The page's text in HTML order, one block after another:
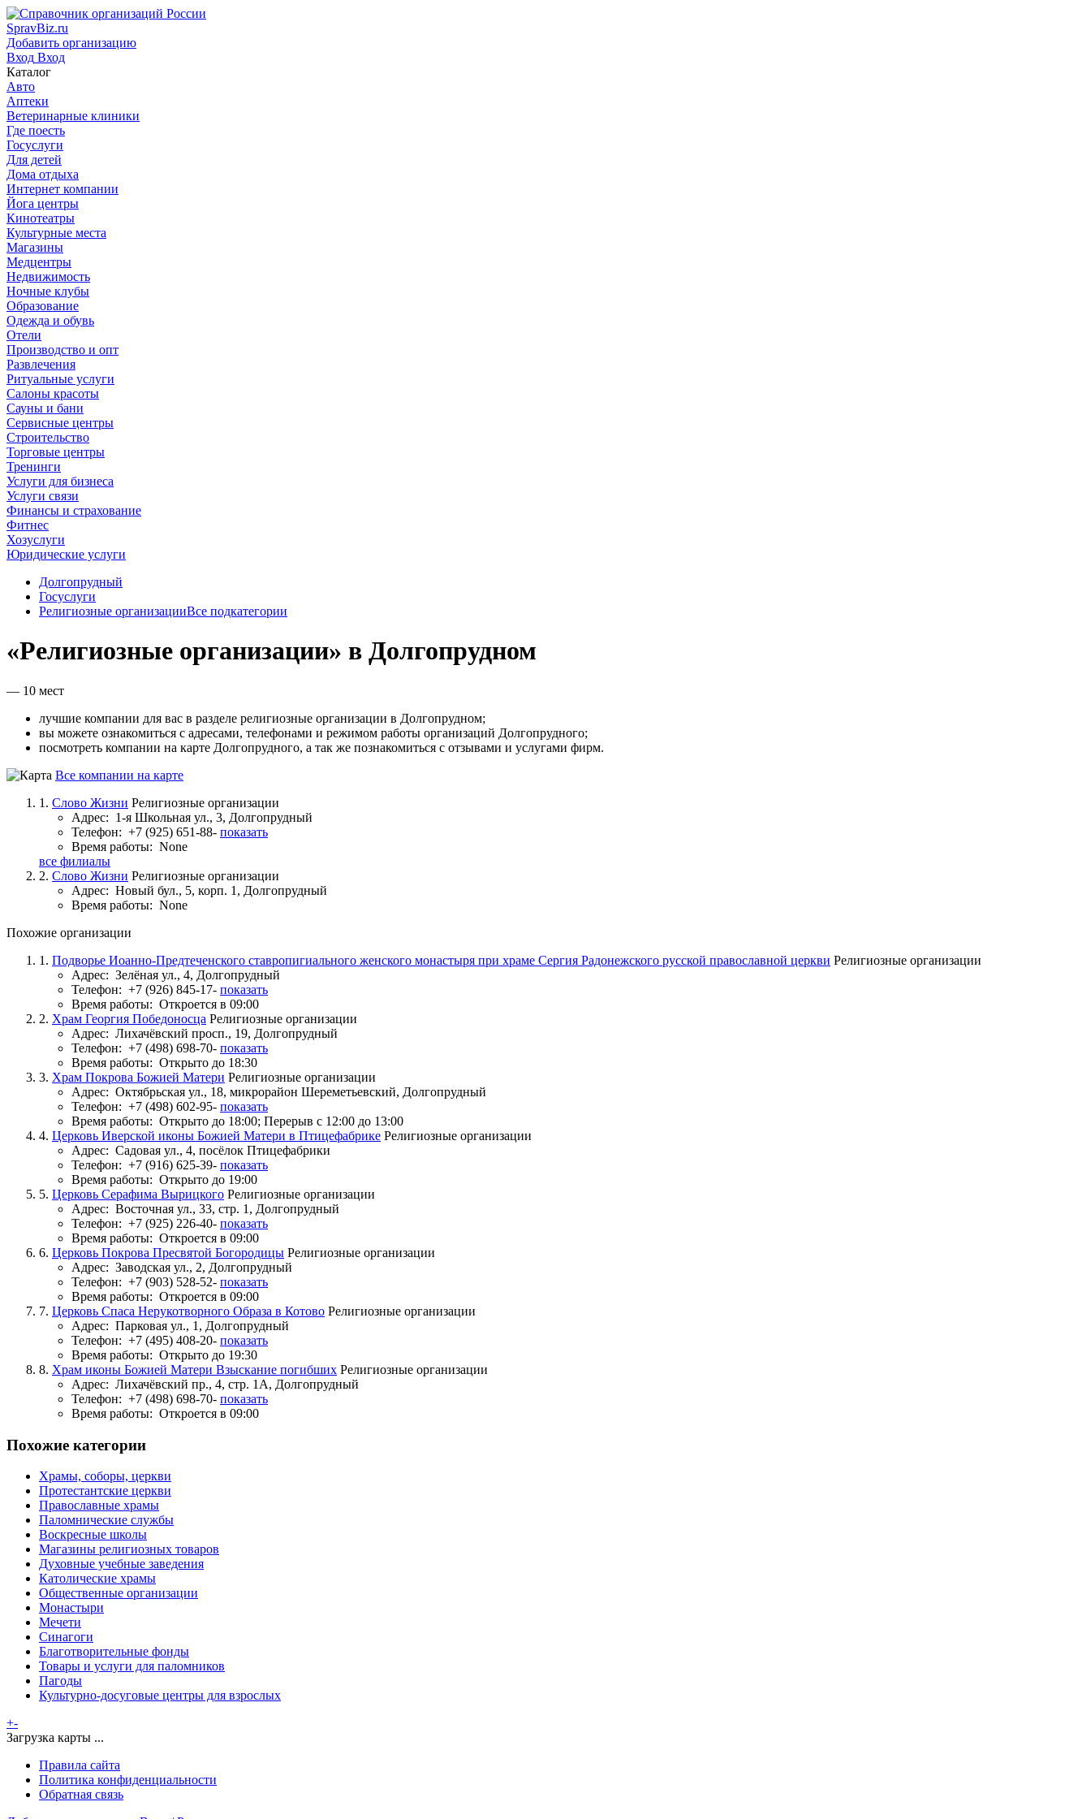
SpravBiz.ru
Добавить организацию
Вход Вход
Каталог
Авто
Аптеки
Ветеринарные клиники
Где поесть
Госуслуги
Для детей
Дома отдыха
Интернет компании
Йога центры
Кинотеатры
Культурные места
Магазины
Медцентры
Недвижимость
Ночные клубы
Образование
Одежда и обувь
Отели
Производство и опт
Развлечения
Ритуальные услуги
Салоны красоты
Сауны и бани
Сервисные центры
Строительство
Торговые центры
Тренинги
Услуги для бизнеса
Услуги связи
Финансы и страхование
Фитнес
Хозуслуги
Юридические услуги
Долгопрудный
Госуслуги
Религиозные организацииВсе подкатегории
«Религиозные организации» в Долгопрудном
— 10 мест
лучшие компании для вас в разделе религиозные организации в Долгопрудном;
вы можете ознакомиться с адресами, телефонами и режимом работы организаций Долгопрудного;
посмотреть компании на карте Долгопрудного, а так же познакомиться с отзывами и услугами фирм.
Все компании на карте
1. Слово Жизни Религиозные организации
Адрес: 1-я Школьная ул., 3, Долгопрудный
Телефон: +7 (925) 651-88- показать
Время работы: None
все филиалы
2. Слово Жизни Религиозные организации
Адрес: Новый бул., 5, корп. 1, Долгопрудный
Время работы: None
Похожие организации
1. Подворье Иоанно-Предтеченского ставропигиального женского монастыря при храме Сергия Радонежского русской православной церкви Религиозные организации
Адрес: Зелёная ул., 4, Долгопрудный
Телефон: +7 (926) 845-17- показать
Время работы: Откроется в 09:00
2. Храм Георгия Победоносца Религиозные организации
Адрес: Лихачёвский просп., 19, Долгопрудный
Телефон: +7 (498) 698-70- показать
Время работы: Открыто до 18:30
3. Храм Покрова Божией Матери Религиозные организации
Адрес: Октябрьская ул., 18, микрорайон Шереметьевский, Долгопрудный
Телефон: +7 (498) 602-95- показать
Время работы: Открыто до 18:00; Перерыв с 12:00 до 13:00
4. Церковь Иверской иконы Божией Матери в Птицефабрике Религиозные организации
Адрес: Садовая ул., 4, посёлок Птицефабрики
Телефон: +7 (916) 625-39- показать
Время работы: Открыто до 19:00
5. Церковь Серафима Вырицкого Религиозные организации
Адрес: Восточная ул., 33, стр. 1, Долгопрудный
Телефон: +7 (925) 226-40- показать
Время работы: Откроется в 09:00
6. Церковь Покрова Пресвятой Богородицы Религиозные организации
Адрес: Заводская ул., 2, Долгопрудный
Телефон: +7 (903) 528-52- показать
Время работы: Откроется в 09:00
7. Церковь Спаса Нерукотворного Образа в Котово Религиозные организации
Адрес: Парковая ул., 1, Долгопрудный
Телефон: +7 (495) 408-20- показать
Время работы: Открыто до 19:30
8. Храм иконы Божией Матери Взыскание погибших Религиозные организации
Адрес: Лихачёвский пр., 4, стр. 1А, Долгопрудный
Телефон: +7 (498) 698-70- показать
Время работы: Откроется в 09:00
Похожие категории
Храмы, соборы, церкви
Протестантские церкви
Православные храмы
Паломнические службы
Воскресные школы
Магазины религиозных товаров
Духовные учебные заведения
Католические храмы
Общественные организации
Монастыри
Мечети
Синагоги
Благотворительные фонды
Товары и услуги для паломников
Пагоды
Культурно-досуговые центры для взрослых
+-
Загрузка карты ...
Правила сайта
Политика конфиденциальности
Обратная связь